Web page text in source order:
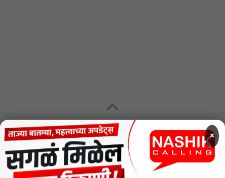
MENU
CODE OF ETHICS FOR DIGITAL NEWS WEBSITES
×